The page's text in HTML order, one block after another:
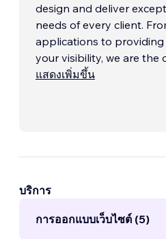
design and deliver
needs of every client.
applications to
your visibility, we are the
แสดงเพิ่มขึ้น
บริการ
การออกแบบเว็บไซต์ (5)